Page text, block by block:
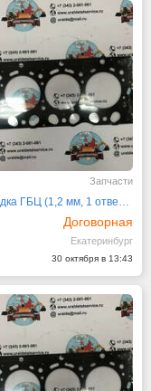
Запчасти
Прокладка ГБЦ (1,2 мм, 1 отвертие) 20882841
Договорная
Екатеринбург
30 октября в 13:43